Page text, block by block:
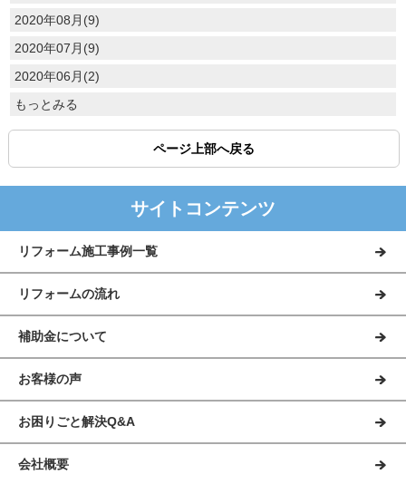
2020年08月(9)
2020年07月(9)
2020年06月(2)
もっとみる
ページ上部へ戻る
サイトコンテンツ
リフォーム施工事例一覧
リフォームの流れ
補助金について
お客様の声
お困りごと解決Q&A
会社概要